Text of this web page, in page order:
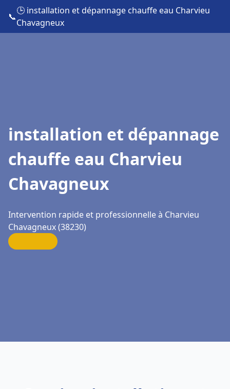
📞
🕒 installation et dépannage chauffe eau Charvieu
Chavagneux
installation et dépannage
chauffe eau Charvieu
Chavagneux
Intervention rapide et professionnelle à Charvieu
Chavagneux (38230)